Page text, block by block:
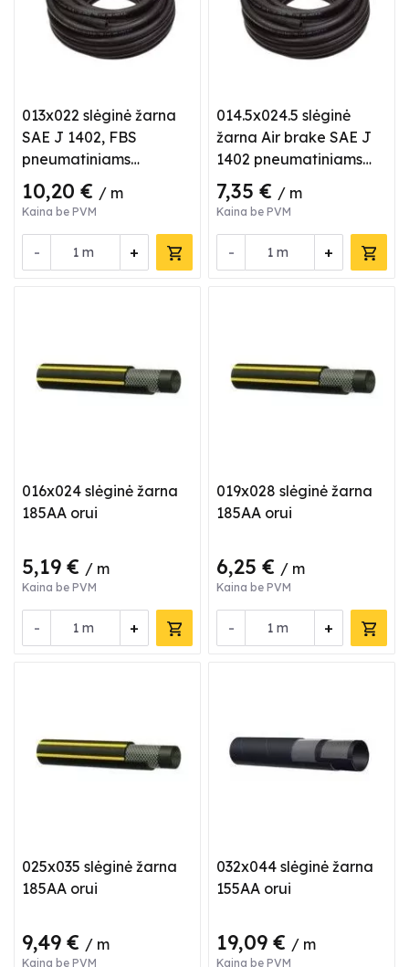
013x022 slėginė žarna
SAE J 1402, FBS
pneumatiniams
stabdžams
10,20 € / m
Kaina be PVM
- +
m
014.5x024.5 slėginė
žarna Air brake SAE J
1402 pneumatiniams
stabdžams
7,35 € / m
Kaina be PVM
- +
m
016x024 slėginė žarna
185AA orui
5,19 € / m
Kaina be PVM
- +
m
019x028 slėginė žarna
185AA orui
6,25 € / m
Kaina be PVM
- +
m
025x035 slėginė žarna
185AA orui
9,49 € / m
Kaina be PVM
032x044 slėginė žarna
155AA orui
19,09 € / m
Kaina be PVM